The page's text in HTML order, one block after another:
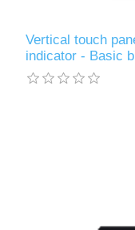
Vertical touch
indicator - Basic